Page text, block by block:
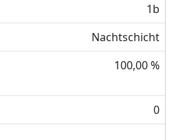
1b
Nachtschicht
100,00 %
0